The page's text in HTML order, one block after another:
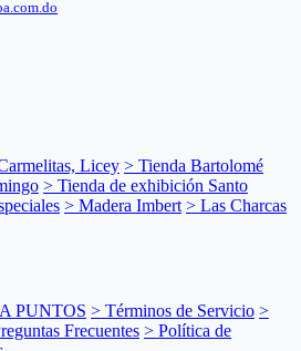
Licey > Tienda Bartolomé
> Tienda de exhibición Santo
> Madera Imbert > Las Charcas
PUNTOS > Términos de Servicio >
Frecuentes > Política de